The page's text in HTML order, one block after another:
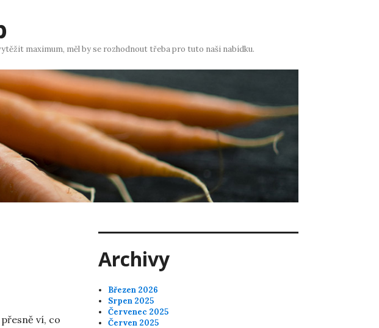
maximum, měl by se rozhodnout třeba pro tuto naši nabídku.
ví, co
Archivy
Březen 2026
Srpen 2025
Červenec 2025
Červen 2025